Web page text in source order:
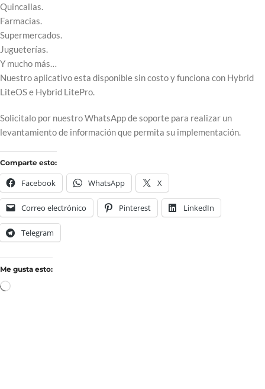
Quincallas.
Farmacias.
Supermercados.
Jugueterías.
Y mucho más…
Nuestro aplicativo esta disponible sin costo y funciona con Hybrid
LiteOS e Hybrid LitePro.
Solicitalo por nuestro WhatsApp de soporte para realizar un
levantamiento de información que permita su implementación.
Comparte esto:
Facebook WhatsApp X
Correo electrónico Pinterest LinkedIn
Telegram
Me gusta esto: